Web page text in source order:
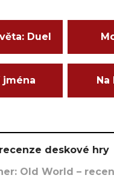
Duel
jména Na
deskové hry
Old World –